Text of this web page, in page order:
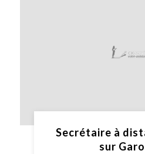
Secrétaire à
sur